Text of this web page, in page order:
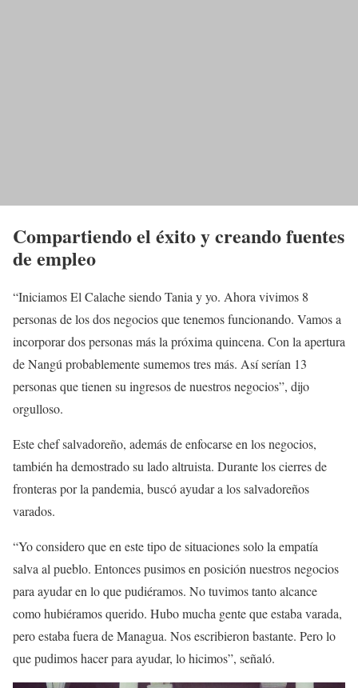
Compartiendo el éxito y creando fuentes
de empleo
“Iniciamos El Calache siendo Tania y yo. Ahora vivimos 8
personas de los dos negocios que tenemos funcionando. Vamos a
incorporar dos personas más la próxima quincena. Con la apertura
de Nangú probablemente sumemos tres más. Así serían 13
personas que tienen su ingresos de nuestros negocios”, dijo
orgulloso.
Este chef salvadoreño, además de enfocarse en los negocios,
también ha demostrado su lado altruista. Durante los cierres de
fronteras por la pandemia, buscó ayudar a los salvadoreños
varados.
“Yo considero que en este tipo de situaciones solo la empatía
salva al pueblo. Entonces pusimos en posición nuestros negocios
para ayudar en lo que pudiéramos. No tuvimos tanto alcance
como hubiéramos querido. Hubo mucha gente que estaba varada,
pero estaba fuera de Managua. Nos escribieron bastante. Pero lo
que pudimos hacer para ayudar, lo hicimos”, señaló.